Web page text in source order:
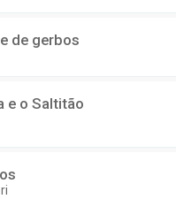
de gerbos
e o Saltitão